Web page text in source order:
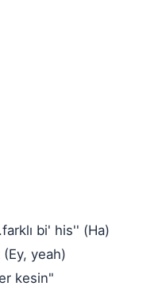
bi' his'' (Ha)
yeah)
kesin"